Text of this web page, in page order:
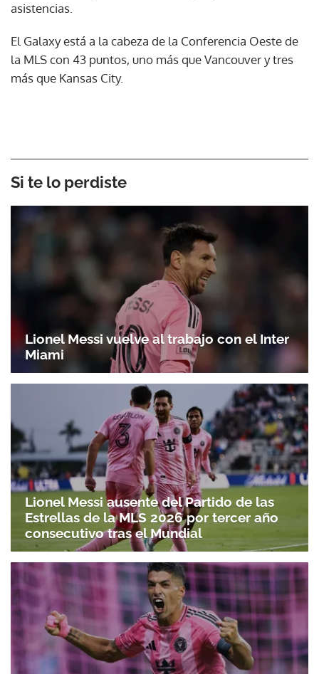
asistencias.
El Galaxy está a la cabeza de la Conferencia Oeste de
la MLS con 43 puntos, uno más que Vancouver y tres
más que Kansas City.
Si te lo perdiste
Lionel Messi vuelve al trabajo con el Inter
Miami
Lionel Messi ausente del Partido de las
Estrellas de la MLS 2026 por tercer año
consecutivo tras el Mundial